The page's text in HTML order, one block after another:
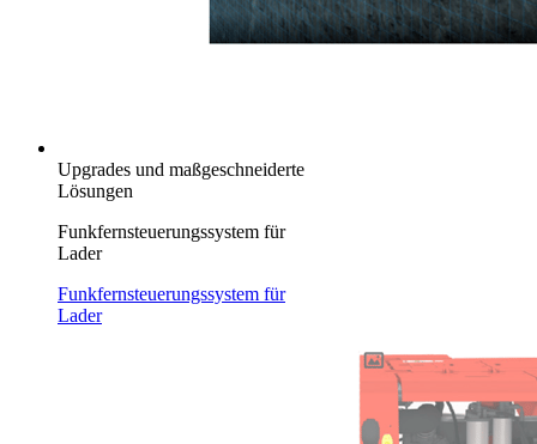
Upgrades und maßgeschneiderte
Lösungen
Funkfernsteuerungssystem für
Lader
Funkfernsteuerungssystem für
Lader